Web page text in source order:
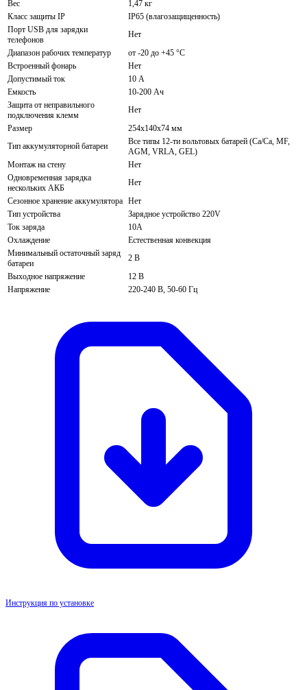
Вес
1,47 кг
Класс защиты IP
IP65 (влагозащищенность)
Порт USB для зарядки
телефонов
Нет
Диапазон рабочих температур
от -20 до +45 °C
Встроенный фонарь
Нет
Допустимый ток
10 А
Емкость
10-200 Ач
Защита от неправильного
подключения клемм
Нет
Размер
254x140x74 мм
Тип аккумуляторной батареи
Все типы 12-ти вольтовых батарей (Сa/Ca, MF,
AGM, VRLA, GEL)
Монтаж на стену
Нет
Одновременная зарядка
нескольких АКБ
Нет
Сезонное хранение аккумулятора Нет
Тип устройства
Зарядное устройство 220V
Ток заряда
10А
Охлаждение
Естественная конвекция
Минимальный остаточный заряд
батареи
2 В
Выходное напряжение
12 В
Напряжение
220-240 В, 50-60 Гц
Инструкция по установке